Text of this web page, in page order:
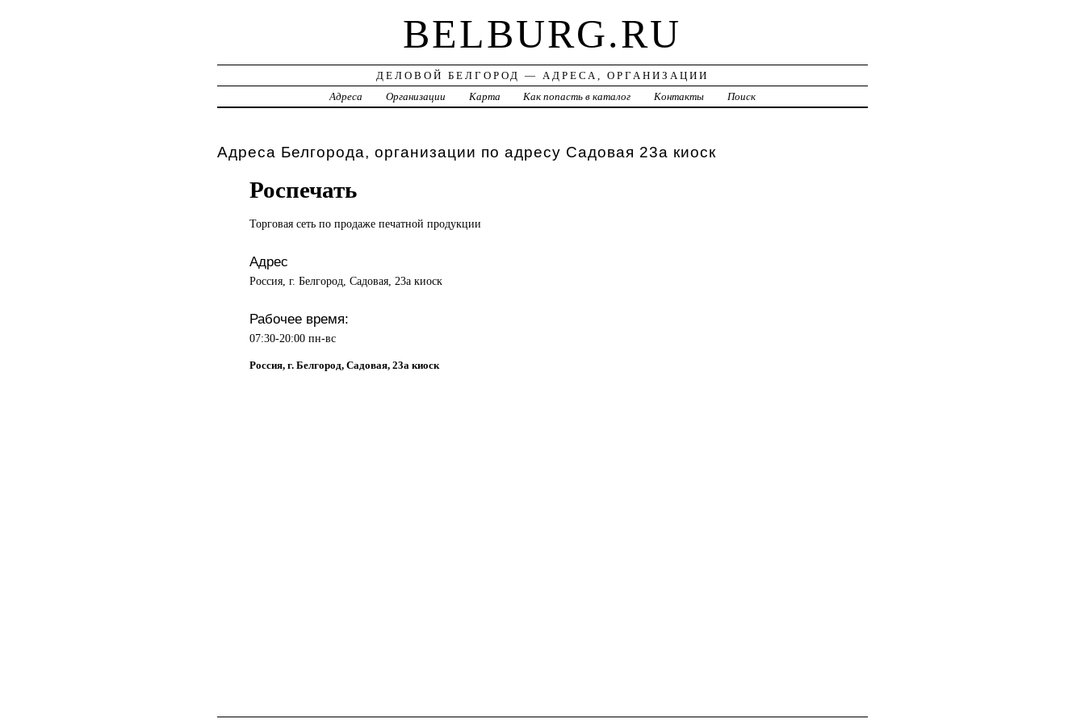
BELBURG.RU
ДЕЛОВОЙ БЕЛГОРОД — АДРЕСА, ОРГАНИЗАЦИИ
Адреса
Организации Карта Как попасть в каталог Контакты Поиск
Адреса Белгорода, организации по адресу Садовая 23а киоск
Роспечать
Торговая сеть по продаже печатной продукции
Адрес
Россия, г. Белгород, Садовая, 23а киоск
Рабочее время:
07:30-20:00 пн-вс
Россия, г. Белгород, Садовая, 23а киоск